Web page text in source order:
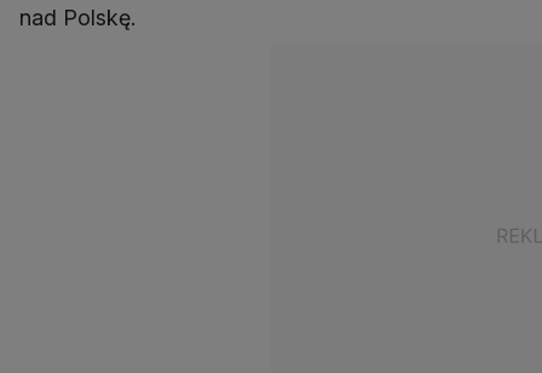
nad Polskę.